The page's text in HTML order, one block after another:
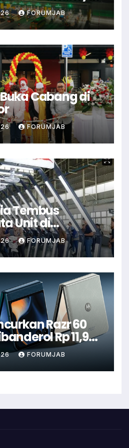
FORUMJAB
Cabang di
FORUMJAB
Tembus
Unit di
FORUMJAB
Razr 60
Rp 11,9
FORUMJAB